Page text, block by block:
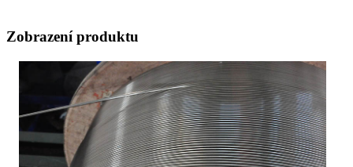
Zobrazení produktu